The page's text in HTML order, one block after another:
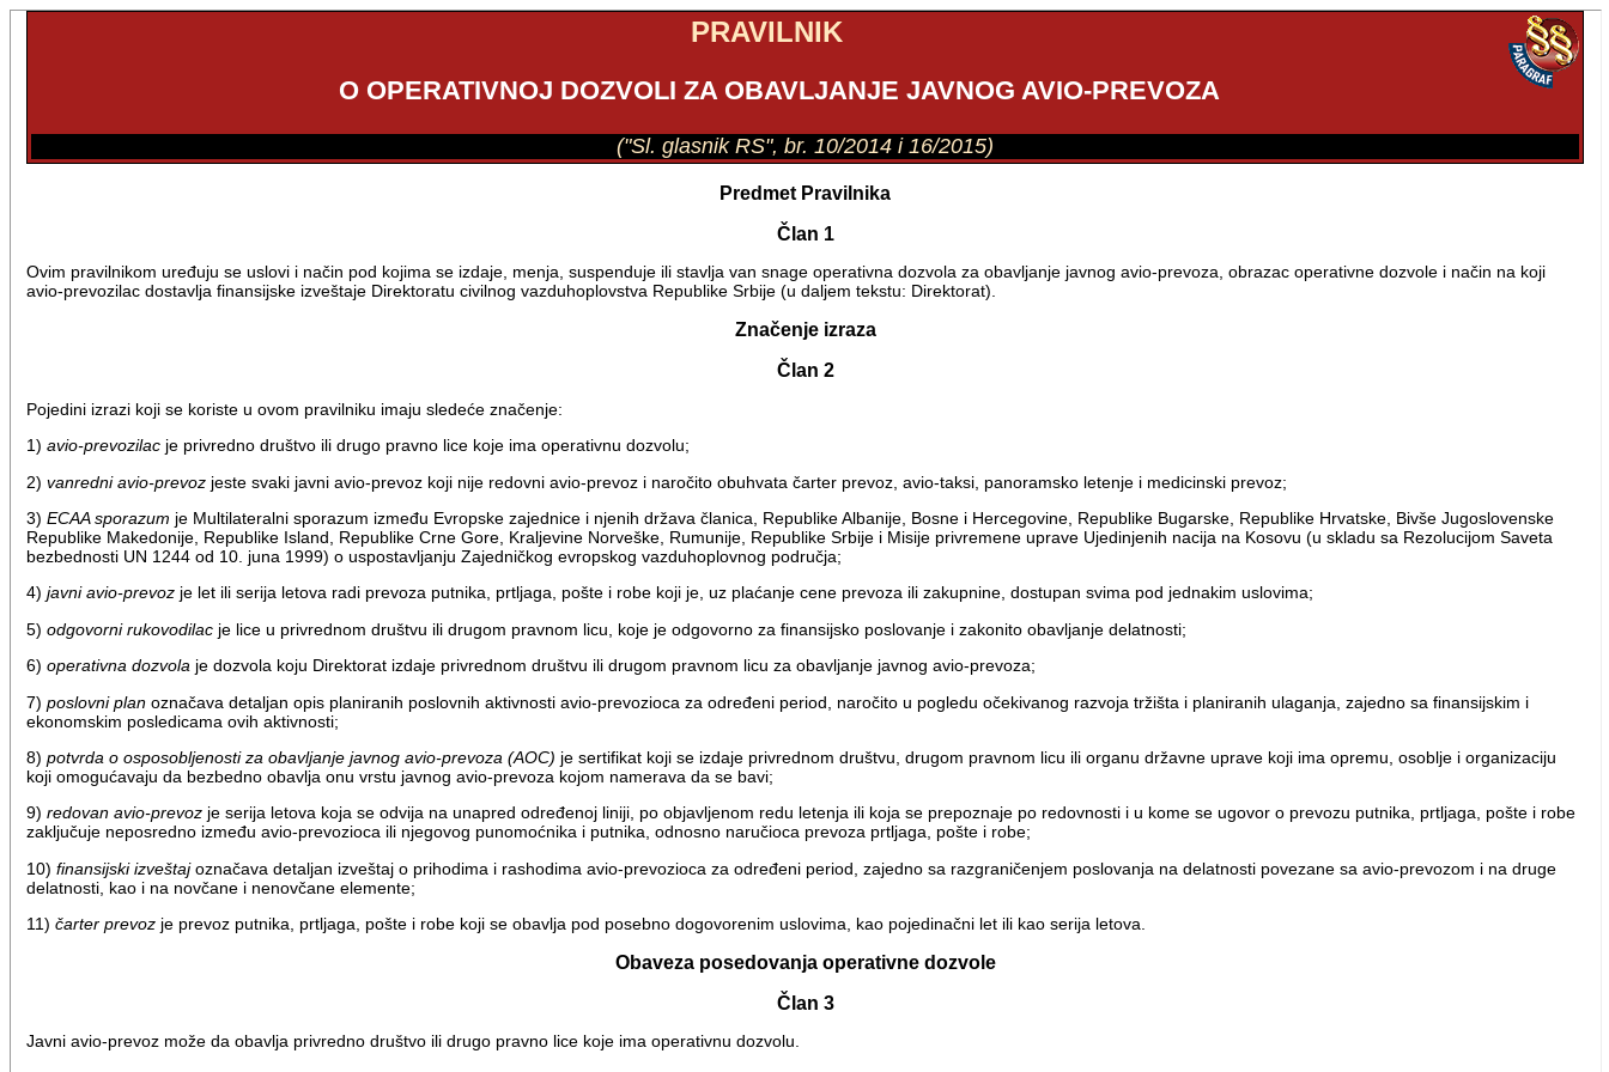
PRAVILNIK
O OPERATIVNOJ DOZVOLI ZA OBAVLJANJE JAVNOG AVIO-PREVOZA
("Sl. glasnik RS", br. 10/2014 i 16/2015)
Predmet Pravilnika
Član 1
Ovim pravilnikom uređuju se uslovi i način pod kojima se izdaje, menja, suspenduje ili stavlja van snage operativna dozvola za obavljanje javnog avio-prevoza, obrazac operativne dozvole i način na koji
avio-prevozilac dostavlja finansijske izveštaje Direktoratu civilnog vazduhoplovstva Republike Srbije (u daljem tekstu: Direktorat).
Značenje izraza
Član 2
Pojedini izrazi koji se koriste u ovom pravilniku imaju sledeće značenje:
1)avio-prevozilac je privredno društvo ili drugo pravno lice koje ima operativnu dozvolu;
2)vanredni avio-prevoz jeste svaki javni avio-prevoz koji nije redovni avio-prevoz i naročito obuhvata čarter prevoz, avio-taksi, panoramsko letenje i medicinski prevoz;
3)ECAA sporazum je Multilateralni sporazum između Evropske zajednice i njenih država članica, Republike Albanije, Bosne i Hercegovine, Republike Bugarske, Republike Hrvatske, Bivše Jugoslovenske
Republike Makedonije, Republike Island, Republike Crne Gore, Kraljevine Norveške, Rumunije, Republike Srbije i Misije privremene uprave Ujedinjenih nacija na Kosovu (u skladu sa Rezolucijom Saveta
bezbednosti UN 1244 od 10. juna 1999) o uspostavljanju Zajedničkog evropskog vazduhoplovnog područja;
4)javni avio-prevoz je let ili serija letova radi prevoza putnika, prtljaga, pošte i robe koji je, uz plaćanje cene prevoza ili zakupnine, dostupan svima pod jednakim uslovima;
5)odgovorni rukovodilac je lice u privrednom društvu ili drugom pravnom licu, koje je odgovorno za finansijsko poslovanje i zakonito obavljanje delatnosti;
6)operativna dozvola je dozvola koju Direktorat izdaje privrednom društvu ili drugom pravnom licu za obavljanje javnog avio-prevoza;
7)poslovni plan označava detaljan opis planiranih poslovnih aktivnosti avio-prevozioca za određeni period, naročito u pogledu očekivanog razvoja tržišta i planiranih ulaganja, zajedno sa finansijskim i
ekonomskim posledicama ovih aktivnosti;
8)potvrda o osposobljenosti za obavljanje javnog avio-prevoza (AOC) je sertifikat koji se izdaje privrednom društvu, drugom pravnom licu ili organu državne uprave koji ima opremu, osoblje i organizaciju
koji omogućavaju da bezbedno obavlja onu vrstu javnog avio-prevoza kojom namerava da se bavi;
9)redovan avio-prevoz je serija letova koja se odvija na unapred određenoj liniji, po objavljenom redu letenja ili koja se prepoznaje po redovnosti i u kome se ugovor o prevozu putnika, prtljaga, pošte i robe
zaključuje neposredno između avio-prevozioca ili njegovog punomoćnika i putnika, odnosno naručioca prevoza prtljaga, pošte i robe;
10)finansijski izveštajoznačava detaljan izveštaj o prihodima i rashodima avio-prevozioca za određeni period, zajedno sa razgraničenjem poslovanja na delatnosti povezane sa avio-prevozom i na druge
delatnosti, kao i na novčane i nenovčane elemente;
11)čarter prevoz je prevoz putnika, prtljaga, pošte i robe koji se obavlja pod posebno dogovorenim uslovima, kao pojedinačni let ili kao serija letova.
Obaveza posedovanja operativne dozvole
Član 3
Javni avio-prevoz može da obavlja privredno društvo ili drugo pravno lice koje ima operativnu dozvolu.